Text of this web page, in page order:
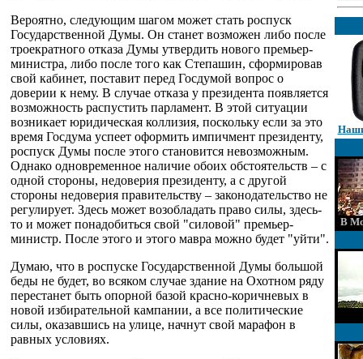
Вероятно, следующим шагом может стать роспуск
Государственной Думы. Он станет возможен либо после
троекратного отказа Думы утвердить нового премьер-
министра, либо после того как Степашин, сформировав
свой кабинет, поставит перед Госдумой вопрос о
доверии к нему. В случае отказа у президента появляется
возможность распустить парламент. В этой ситуации
возникает юридическая коллизия, поскольку если за это
время Госдума успеет оформить импичмент президенту,
роспуск Думы после этого становится невозможным.
Однако одновременное наличие обоих обстоятельств – с
одной стороны, недоверия президенту, а с другой
стороны недоверия правительству – законодательство не
регулирует. Здесь может возобладать право силы, здесь-
то и может понадобиться свой "силовой" премьер-
министр. После этого и этого мавра можно будет "уйти".
Думаю, что в роспуске Государственной Думы большой
беды не будет, во всяком случае здание на Охотном ряду
перестанет быть опорной базой красно-коричневых в
новой избирательной кампании, а все политические
силы, оказавшись на улице, начнут свой марафон в
равных условиях.
В